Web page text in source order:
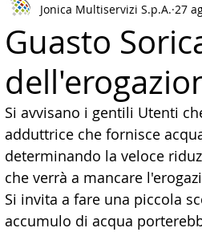
delle acque
Guasto
Jonica Multiservizi S.p.A. 27
Si avvisano i gentili Utenti
adduttrice che fornisce
determinando la veloce
che verrà a mancare
Si invita a fare una piccola
accumulo di acqua